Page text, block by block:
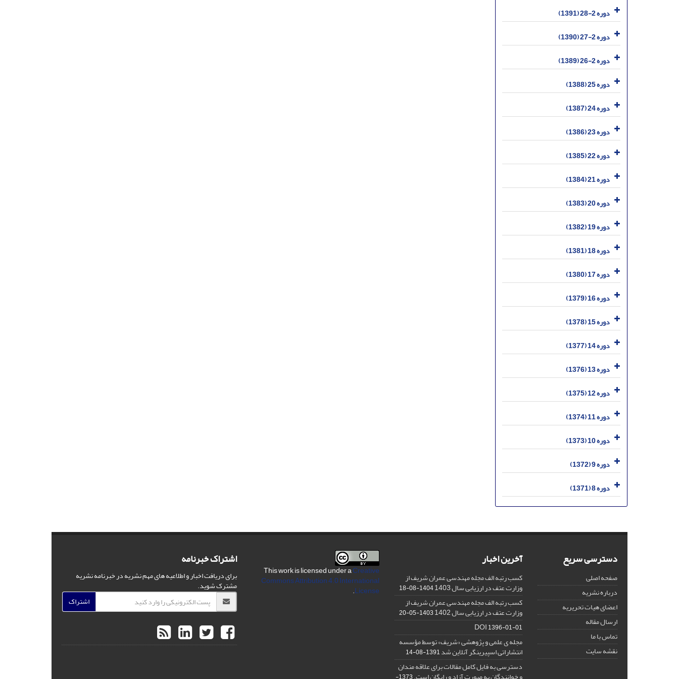
دوره 2-28 (1391)
دوره 2-27 (1390)
دوره 2-26 (1389)
دوره 25 (1388)
دوره 24 (1387)
دوره 23 (1386)
دوره 22 (1385)
دوره 21 (1384)
دوره 20 (1383)
دوره 19 (1382)
دوره 18 (1381)
دوره 17 (1380)
دوره 16 (1379)
دوره 15 (1378)
دوره 14 (1377)
دوره 13 (1376)
دوره 12 (1375)
دوره 11 (1374)
دوره 10 (1373)
دوره 9 (1372)
دوره 8 (1371)
دسترسی سریع
صفحه اصلی
درباره نشریه
اعضای هیات تحریریه
ارسال مقاله
تماس با ما
نقشه سایت
آخرین اخبار
کسب رتبه الف مجله مهندسی عمران شریف از
وزارت عتف در ارزیابی سال 1403 1404-08-18
کسب رتبه الف مجله مهندسی عمران شریف از
وزارت عتف در ارزیابی سال 1402 1403-05-20
DOI1396-01-01
مجله ی علمی و پژوهشی «شریف» توسط مؤسسه
انتشاراتی اسپیرینگر آنلاین شد1391-08-14
دسترسی به فایل کامل مقالات برای علاقه مندان
This work is licensed under aCreative
Commons Attribution 4.0 International
License
.
اشتراک خبرنامه
برای دریافت اخبار و اطلاعیه های مهم نشریه در خبرنامه نشریه
مشترک شوید.
اشتراک